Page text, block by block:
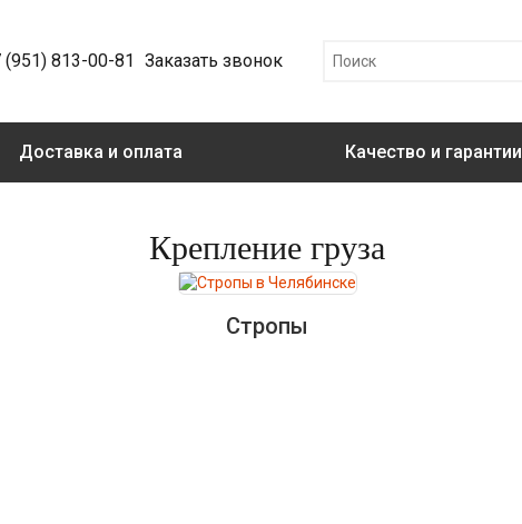
813-00-81 Заказать звонок
Доставка и оплата Качество и гарантии
Крепление груза
Стропы